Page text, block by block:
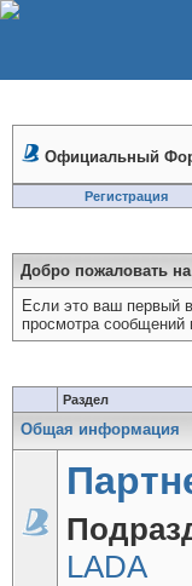
Официальный
Регистрация
Добро пожаловать
Если это ваш первый
просмотра сообщений
Раздел
Общая информация
LADA